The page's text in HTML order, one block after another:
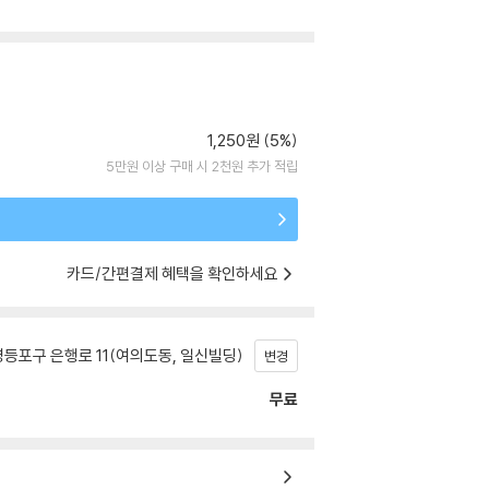
1,250원 (5%)
5만원 이상 구매 시 2천원 추가 적립
카드/간편결제 혜택을 확인하세요
포구 은행로 11(여의도동, 일신빌딩) 변경
무료